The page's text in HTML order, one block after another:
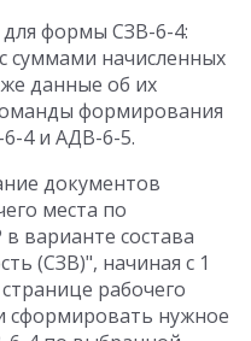
формы СЗВ-6-4:
суммами начисленных
данные об их
формирования
4 и АДВ-6-5.
документов
места по
варианте состава
(СЗВ)", начиная с 1
рабочего
сформировать нужное